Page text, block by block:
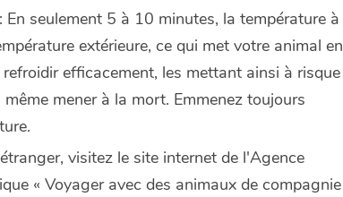
: En seulement 5 à 10 minutes, la température à
extérieure, ce qui met votre animal en
efficacement, les mettant ainsi à risque
mener à la mort. Emmenez toujours
visitez le site internet de l'Agence
« Voyager avec des animaux de compagnie